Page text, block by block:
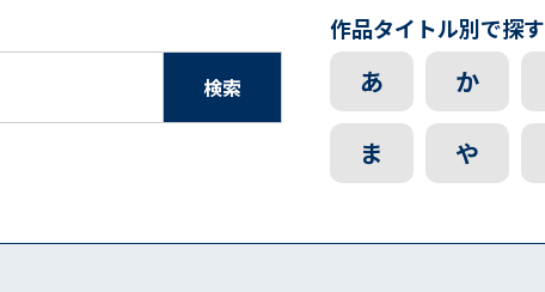
検索
作品タイトル別で探す
あ か
ま や